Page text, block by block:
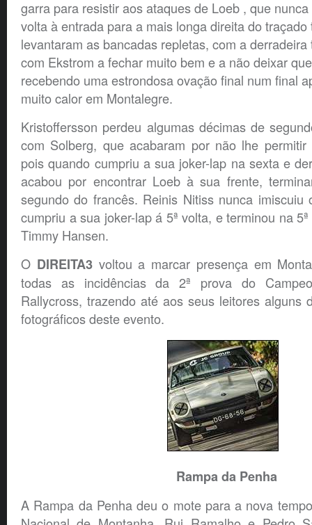
garra para resistir aos ataques de Loeb , que
volta à entrada para a mais longa direita do
levantaram as bancadas repletas, com a
com Ekstrom a fechar muito bem e a não deixar
recebendo uma estrondosa ovação final num final
muito calor em Montalegre.
Kristoffersson perdeu algumas décimas de
com Solberg, que acabaram por não lhe
pois quando cumpriu a sua joker-lap na sexta e
acabou por encontrar Loeb à sua frente,
segundo do francês. Reinis Nitiss nunca
cumpriu a sua joker-lap á 5ª volta, e terminou na
Timmy Hansen.
O DIREITA3voltou a marcar presença em
todas as incidências da 2ª prova do
Rallycross, trazendo até aos seus leitores alguns
fotográficos deste evento.
Rampa da Penha
A Rampa da Penha deu o mote para a nova